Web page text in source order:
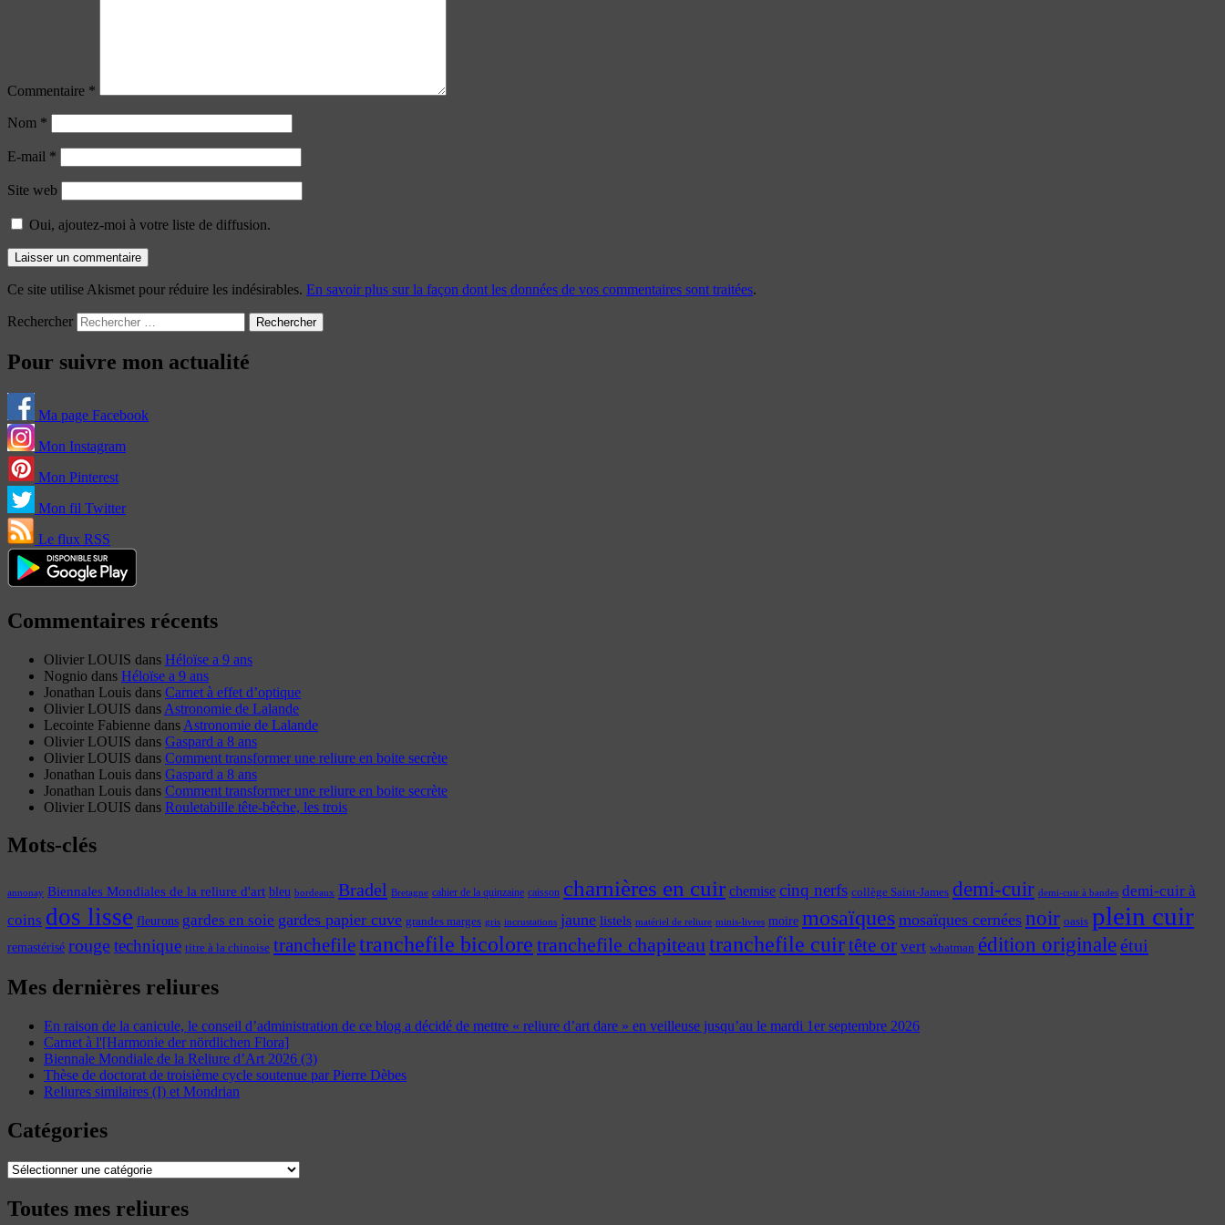
Commentaire *
Nom *
E-mail *
Site web
Oui, ajoutez-moi à votre liste de diffusion.
Ce site utilise Akismet pour réduire les indésirables. En savoir plus sur la façon dont les données de vos commentaires sont traitées.
Rechercher
Pour suivre mon actualité
Ma page Facebook
Mon Instagram
Mon Pinterest
Mon fil Twitter
Le flux RSS
Commentaires récents
Olivier LOUIS dans Héloïse a 9 ans
Nognio dans Héloïse a 9 ans
Jonathan Louis dans Carnet à effet d’optique
Olivier LOUIS dans Astronomie de Lalande
Lecointe Fabienne dans Astronomie de Lalande
Olivier LOUIS dans Gaspard a 8 ans
Olivier LOUIS dans Comment transformer une reliure en boite secrète
Jonathan Louis dans Gaspard a 8 ans
Jonathan Louis dans Comment transformer une reliure en boite secrète
Olivier LOUIS dans Rouletabille tête-bêche, les trois
Mots-clés
annonay Biennales Mondiales de la reliure d'art bleu bordeaux Bradel Bretagne cahier de la quinzaine caisson charnières en cuir chemise cinq nerfs collège Saint-James demi-cuir demi-cuir à bandes demi-cuir à
coins dos lisse fleurons gardes en soie gardes papier cuve grandes marges gris incrustations jaune listels matériel de reliure minis-livres moire mosaïques mosaïques cernées noir oasis plein cuir
remastérisé rougetechnique titre à la chinoise tranchefiletranchefile bicolore tranchefile chapiteautranchefile cuirtête or vert whatman édition originaleétui
Mes dernières reliures
En raison de la canicule, le conseil d’administration de ce blog a décidé de mettre « reliure d’art dare » en veilleuse jusqu’au le mardi 1er septembre 2026
Carnet à l'[Harmonie der nördlichen Flora]
Biennale Mondiale de la Reliure d’Art 2026 (3)
Thèse de doctorat de troisième cycle soutenue par Pierre Dèbes
Reliures similaires (I) et Mondrian
Catégories
Catégories
Toutes mes reliures